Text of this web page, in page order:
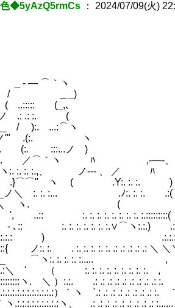
◆5yAzQ5rmCs ： 2024/07/09(火)
￣￣￣￣
-
_) | う
(_,､ |
):. ...:⌒ヽ ＼＿
.(:. ヽ
''"(.: .:. (:. :::...ノ )
／⌒｀ヽ ﾊ ,-
｀ヽ:. :. :. :.,、
.}⌒⌒" ヽ (
ノ＼ :. :. :... .ﾉ:. :. :.
ヽ. (
', ..:: :. :. :. :. :. :. :. :.
、 - ､:: :. :. :. :. :. :. :.∨⌒
／
::::::::::{ ノ:. :. . :. :. :.
⌒ヽ:. :. :. :.
，.:.:／.:
ヽ. ＼ ）:.:. .: .:
）｀ヽ `.: .: .: .: .: .: .:
｀ヽ.:.:.:.:.:.:.:.:.:ヽ、